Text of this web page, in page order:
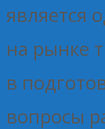
является
на рынке
в
вопросы